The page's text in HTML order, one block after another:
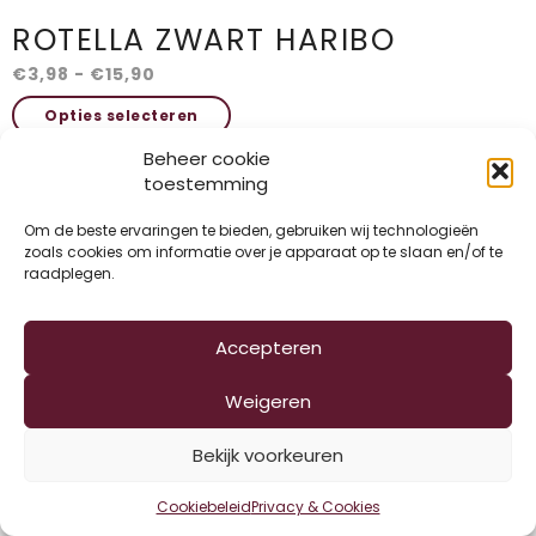
Beheer cookie
toestemming
Om de beste ervaringen te bieden, gebruiken wij technologieën
zoals cookies om informatie over je apparaat op te slaan en/of te
raadplegen.
Accepteren
Weigeren
Bekijk voorkeuren
CookiebeleidPrivacy & Cookies
ROTELLA ZWART HARIBO
€3,98 - €15,90
€3,98
tot
Opties selecteren
Dit
product
heeft
meerdere
variaties.
Deze
optie
worden
op
productpagina
1 2